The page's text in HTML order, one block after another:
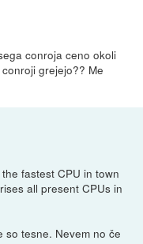
conroja ceno okoli
grejejo?? Me
fastest CPU in town
all present CPUs in
so tesne. Nevem no če